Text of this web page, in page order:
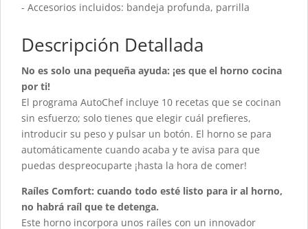
- Accesorios incluidos: bandeja profunda, parrilla
Descripción Detallada
No es solo una pequeña ayuda: ¡es que el horno cocina
por ti!
El programa AutoChef incluye 10 recetas que se cocinan
sin esfuerzo; solo tienes que elegir cuál prefieres,
introducir su peso y pulsar un botón. El horno se para
automáticamente cuando acaba y te avisa para que
puedas despreocuparte ¡hasta la hora de comer!
Raíles Comfort: cuando todo esté listo para ir al horno,
no habrá raíl que te detenga.
Este horno incorpora unos raíles con un innovador